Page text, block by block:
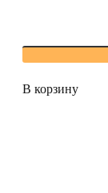
В корзину